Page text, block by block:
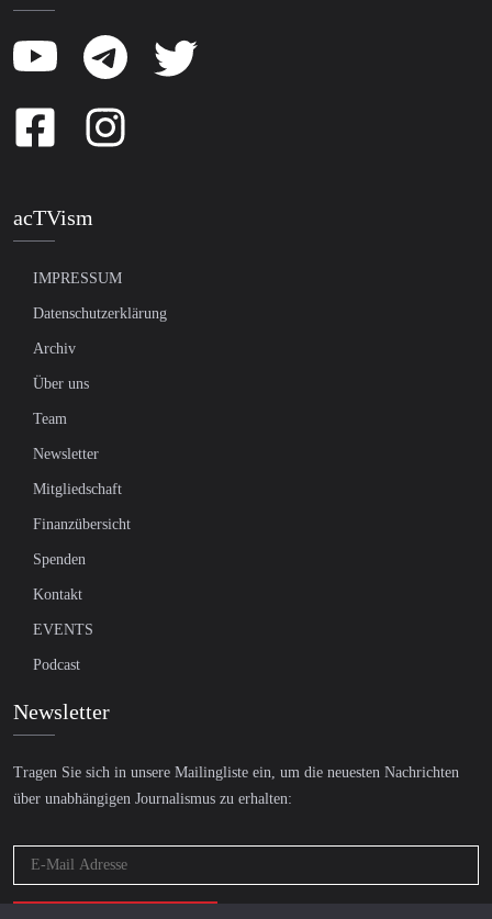
acTVism
IMPRESSUM
Datenschutzerklärung
Archiv
Über uns
Team
Newsletter
Mitgliedschaft
Finanzübersicht
Spenden
Kontakt
EVENTS
Podcast
Newsletter
Tragen Sie sich in unsere Mailingliste ein, um die neuesten Nachrichten
über unabhängigen Journalismus zu erhalten: